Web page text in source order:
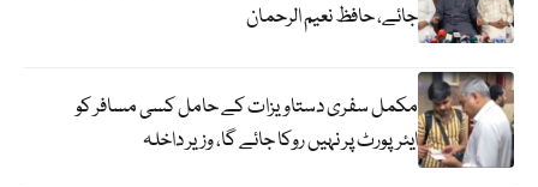
جائے، حافظ نعیم الرحمان
مکمل سفری دستاویزات کے حامل کسی مسافر کو
ایئرپورٹ پر نہیں روکا جائے گا، وزیر داخلہ